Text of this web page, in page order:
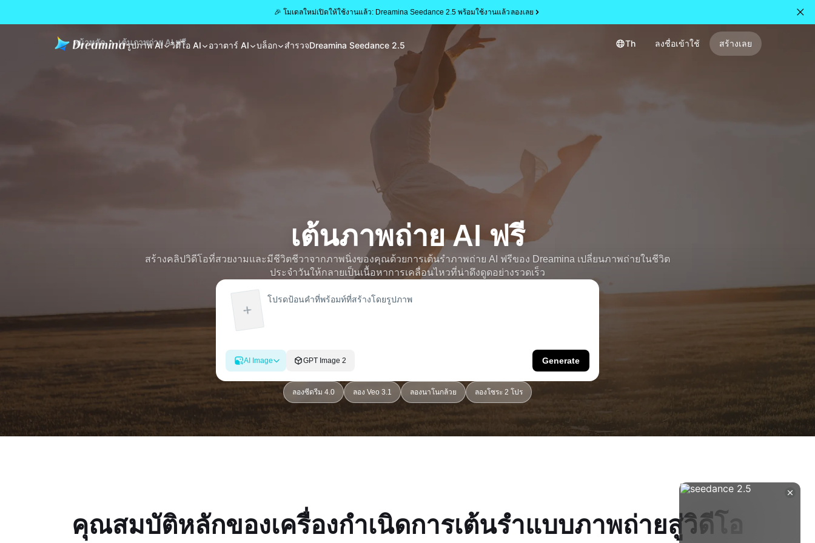
🎉 โมเดลใหม่เปิดให้ใช้งานแล้ว: Dreamina Seedance 2.5 พร้อมใช้งานแล้ว ลองเลย
รูปภาพ AI วิดีโอ AI อวาตาร์ AI บล็อก สำรวจDreamina Seedance 2.5 Th ลงชื่อเข้าใช้ สร้างเลย
หน้าหลัก เต้นภาพถ่าย AI ฟรี
เต้นภาพถ่าย AI ฟรี
สร้างคลิปวิดีโอที่สวยงามและมีชีวิตชีวาจากภาพนิ่งของคุณด้วยการเต้นรำภาพถ่าย AI ฟรีของ Dreamina เปลี่ยนภาพถ่ายในชีวิต
ประจำวันให้กลายเป็นเนื้อหาการเคลื่อนไหวที่น่าดึงดูดอย่างรวดเร็ว
AI Image GPT Image 2 Generate
ลองซีดรีม 4.0 ลอง Veo 3.1 ลองนาโนกล้วย ลองโซระ 2 โปร
คุณสมบัติหลักของเครื่องกำเนิดการเต้นรำแบบภาพถ่ายสู่วิดีโอ